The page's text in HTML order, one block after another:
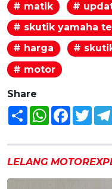
# matik
#
# skutik yamaha
# harga
#
# motor
Share
Share WhatsAppFacebook
LELANG